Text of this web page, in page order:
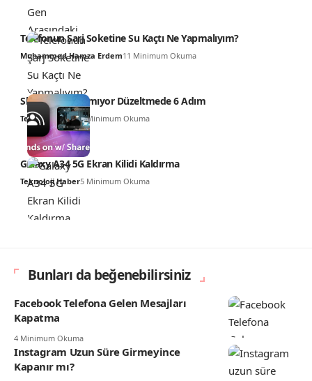
Telefonun Şarj Soketine Su Kaçtı Ne Yapmalıyım?
Muhammed Hamza Erdem11 Minimum Okuma
SharePlay Çalışmıyor Düzeltmede 6 Adım
Teknoloji Haber6 Minimum Okuma
Galaxy A34 5G Ekran Kilidi Kaldırma
Teknoloji Haber5 Minimum Okuma
Bunları da beğenebilirsiniz
Facebook Telefona Gelen Mesajları
Kapatma
4 Minimum Okuma
Instagram Uzun Süre Girmeyince
Kapanır mı?